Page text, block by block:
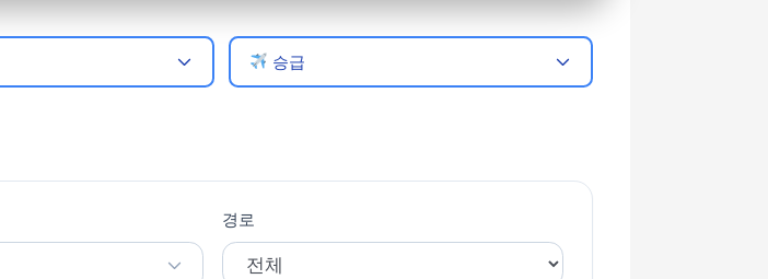
승급
경로